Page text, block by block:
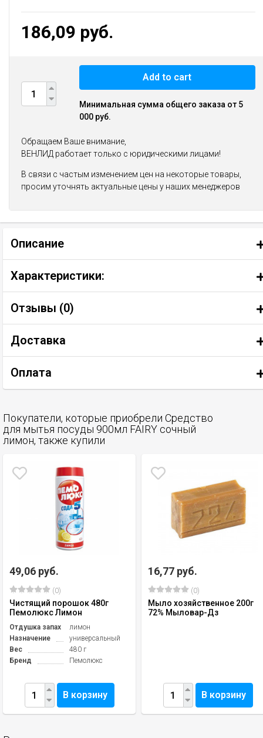
186,09 руб.
Add to cart
Минимальная сумма общего заказа от 5
000 руб.
Обращаем Ваше внимание,
ВЕНЛИД работает только с юридическими лицами!
В связи с частым изменением цен на некоторые товары,
просим уточнять актуальные цены у наших менеджеров
Описание
Характеристики:
Отзывы (0)
Доставка
Оплата
Покупатели, которые приобрели Средство
для мытья посуды 900мл FAIRY сочный
лимон, также купили
49,06 руб.
(0)
Чистящий порошок 480г
Пемолюкс Лимон
Отдушка запах
лимон
Назначение
универсальный
Вес
480 г
Бренд
Пемолюкс
В корзину
16,77 руб.
(0)
Мыло хозяйственное 200г
72% Мыловар-Дз
В корзину